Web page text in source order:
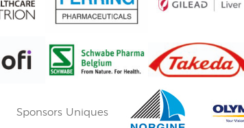
Sponsors Uniques